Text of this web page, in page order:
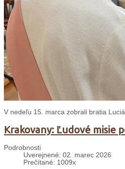
V nedeľu 15. marca zobrali bratia
Krakovany: Ľudové misie
Podrobnosti
Uverejnené: 02. marec 2026
Prečítané: 1009x